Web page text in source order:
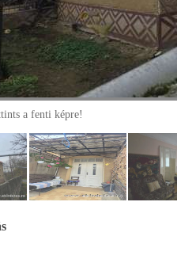
a fenti képre!